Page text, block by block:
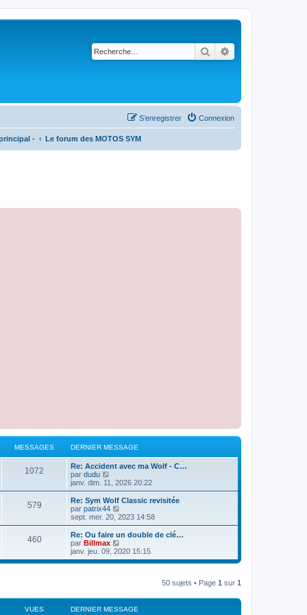
Rechercher
Connexion
S’enregistrer
- Le forum des MOTOS SYM
MESSAGES DERNIER MESSAGE
1072
Re: Accident avec ma Wolf - C…
par dudu
i
r
e
r
n
i
e
s
s
a
janv. dim. 11, 2026 20:22
579
Re: Sym Wolf Classic revisitée
par patrix44
o
i
r
e
e
e
r
sept. mer. 20, 2023 14:58
460
Re: Ou faire un double de clé…
par Billmax
o
i
e
r
janv. jeu. 09, 2020 15:15
50 sujets • Page 1 sur 1
VUES DERNIER MESSAGE